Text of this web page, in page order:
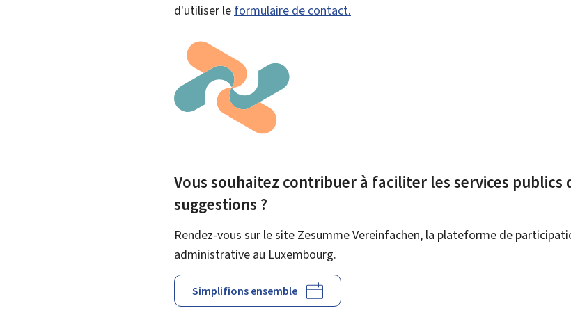
d'utiliser le formulaire de contact.
Vous souhaitez contribuer à faciliter les services
suggestions ?
Rendez-vous sur le site Zesumme Vereinfachen, la plateforme de
administrative au Luxembourg.
Simplifions ensemble